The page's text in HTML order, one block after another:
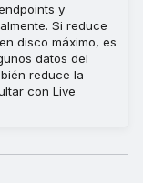
y
Si reduce
disco máximo, es
datos del
reduce la
con Live